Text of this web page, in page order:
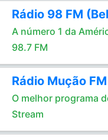
Rádio 98 FM
A número 1 da
98.7 FM
Rádio Mução FM
O melhor programa
Stream